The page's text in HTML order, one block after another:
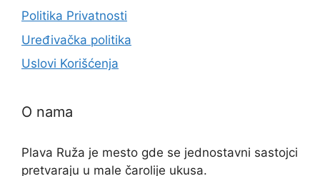
Politika Privatnosti
Uređivačka politika
Uslovi Korišćenja
O nama
Plava Ruža je mesto gde se jednostavni sastojci
pretvaraju u male čarolije ukusa.